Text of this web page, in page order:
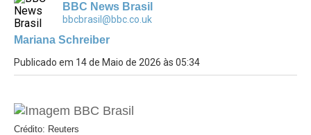
BBC News Brasil
bbcbrasil@bbc.co.uk
Mariana Schreiber
Publicado em 14 de Maio de 2026 às 05:34
Crédito: Reuters